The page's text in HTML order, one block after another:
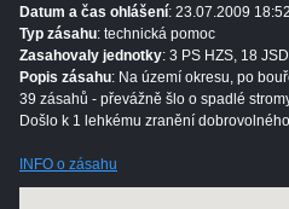
Datum a čas ohlášení: 23.07.2009
Typ zásahu: technická pomoc
Zasahovaly jednotky: 3 PS HZS, 18
Popis zásahu: Na území okresu, po
39 zásahů - převážně šlo o spadlé
Došlo k 1 lehkému zranění
INFO o zásahu